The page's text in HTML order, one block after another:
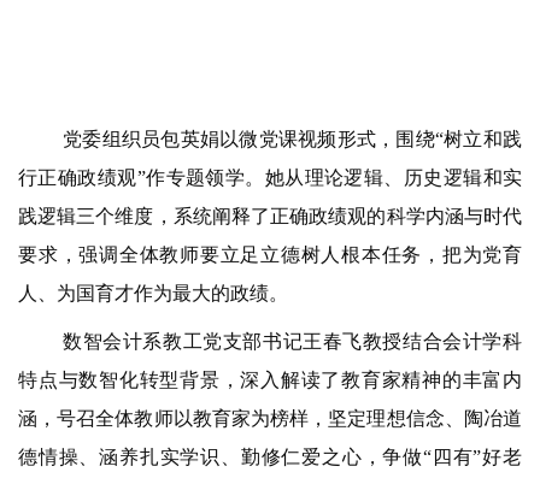
党委组织员包英娟以微党课视频形式，围绕“树立和践
行正确政绩观”作专题领学。她从理论逻辑、历史逻辑和实
践逻辑三个维度，系统阐释了正确政绩观的科学内涵与时代
要求，强调全体教师要立足立德树人根本任务，把为党育
人、为国育才作为最大的政绩。
数智会计系教工党支部书记王春飞教授结合会计学科
特点与数智化转型背景，深入解读了教育家精神的丰富内
涵，号召全体教师以教育家为榜样，坚定理想信念、陶冶道
德情操、涵养扎实学识、勤修仁爱之心，争做“四有”好老